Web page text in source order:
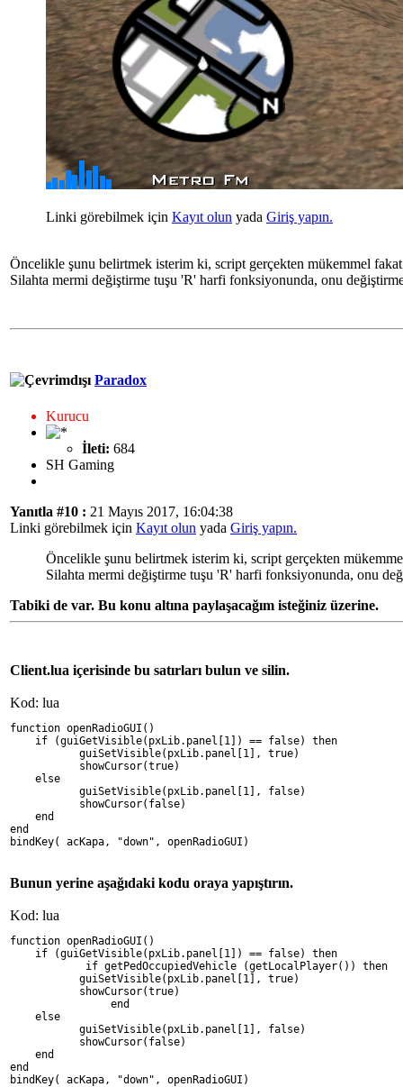
Linki görebilmek için Kayıt olun yada Giriş yapın.
Öncelikle şunu belirtmek isterim ki, script gerçekten mükemmel
Silahta mermi değiştirme tuşu 'R' harfi fonksiyonunda, onu
Paradox
Kurucu
İleti: 684
SH Gaming
Yanıtla #10 : 21 Mayıs 2017, 16:04:38
Linki görebilmek için Kayıt olun yada Giriş yapın.
Öncelikle şunu belirtmek isterim ki, script gerçekten
Silahta mermi değiştirme tuşu 'R' harfi fonksiyonunda, onu
Tabiki de var. Bu konu altına paylaşacağım isteğiniz üzerine.
Client.lua içerisinde bu satırları bulun ve silin.
Kod: lua
function openRadioGUI()
if (guiGetVisible(pxLib.panel[1]) == false) then
guiSetVisible(pxLib.panel[1], true)
showCursor(true)
else
guiSetVisible(pxLib.panel[1], false)
showCursor(false)
end
end
bindKey( acKapa, "down", openRadioGUI)
Bunun yerine aşağıdaki kodu oraya yapıştırın.
Kod: lua
function openRadioGUI()
if (guiGetVisible(pxLib.panel[1]) == false) then
	    if getPedOccupiedVehicle (getLocalPlayer()) then
guiSetVisible(pxLib.panel[1], true)
showCursor(true)
		end
else
guiSetVisible(pxLib.panel[1], false)
showCursor(false)
end
end
bindKey( acKapa, "down", openRadioGUI)